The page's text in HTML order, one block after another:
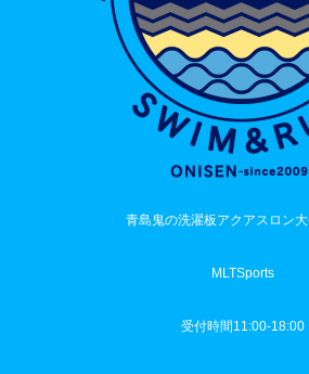
青島鬼の洗濯板アクアスロン
MLTSports
受付時間11:00-18:00